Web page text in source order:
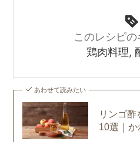
このレシピ
鶏肉料理,
あわせて読みたい
リンゴ
10選｜